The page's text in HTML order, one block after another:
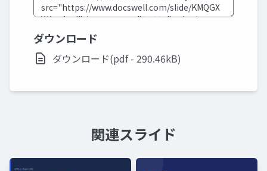
ダウンロード
ダウンロード(pdf - 290.46kB)
関連スライド